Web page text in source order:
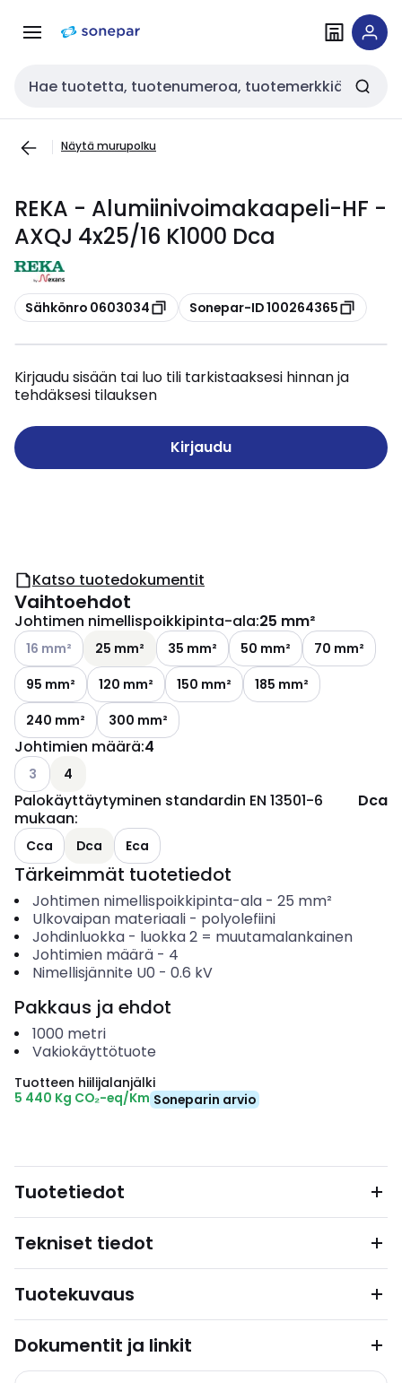
navigointiinsisältöön
Haku
Näytä murupolku
REKA - Alumiinivoimakaapeli-HF -
AXQJ 4x25/16 K1000 Dca
Kopioi
Sähkönro 0603034 Kopioi
Sonepar-ID 100264365
Kirjaudu sisään tai luo tili tarkistaaksesi hinnan ja
tehdäksesi tilauksen
Kirjaudu
Katso tuotedokumentit
Vaihtoehdot
Johtimen nimellispoikkipinta-ala:25 mm²
Katso käytettävissä olevat vaihtoehdot
16 mm² 25 mm² 35 mm² 50 mm²
70 mm²
95 mm²
120 mm² 150 mm²
185 mm²
240 mm²
300 mm²
Johtimien määrä:4
Katso käytettävissä olevat vaihtoehdot
3 4
Palokäyttäytyminen standardin EN 13501-6
mukaan:
Dca
Cca Dca Eca
Tärkeimmät tuotetiedot
Johtimen nimellispoikkipinta-ala- 25 mm²
Ulkovaipan materiaali- polyolefiini
Johdinluokka- luokka 2 = muutamalankainen
Johtimien määrä- 4
Nimellisjännite U0 - 0.6 kV
Pakkaus ja ehdot
1000 metri
Vakiokäyttötuote
Tuotteen hiilijalanjälki
5 440 Kg CO₂-eq/Km Soneparin arvio
Tuotetiedot
Tekniset tiedot
Tuotekuvaus
Dokumentit ja linkit